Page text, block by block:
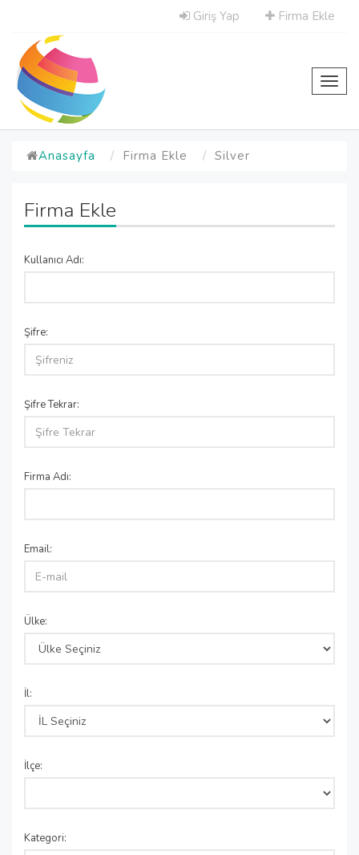
Giriş Yap Firma Ekle
Anasayfa Firma Ekle Silver
Firma Ekle
Kullanıcı Adı:
Şifre:
Şifre Tekrar:
Firma Adı:
Email:
Ülke:
İl:
İlçe:
Kategori: